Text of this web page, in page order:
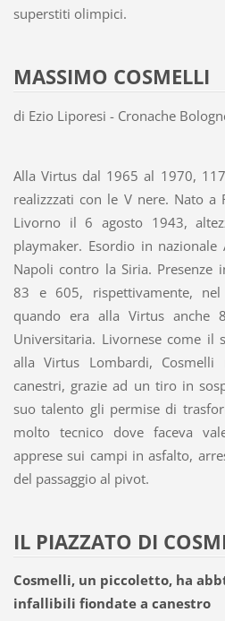
superstiti olimpici.
MASSIMO COSMELLI
di Ezio Liporesi - Cronache
Alla Virtus dal 1965 al 1970,
realizzzati con le V nere. Nato a
Livorno il 6 agosto 1943,
playmaker. Esordio in
Napoli contro la Siria. Presenze
83 e 605, rispettivamente,
quando era alla Virtus anche
Universitaria. Livornese come il
alla Virtus Lombardi,
canestri, grazie ad un tiro in
suo talento gli permise di
molto tecnico dove faceva
apprese sui campi in asfalto,
del passaggio al pivot.
IL PIAZZATO DI
Cosmelli, un piccoletto, ha
infallibili fiondate a canestro